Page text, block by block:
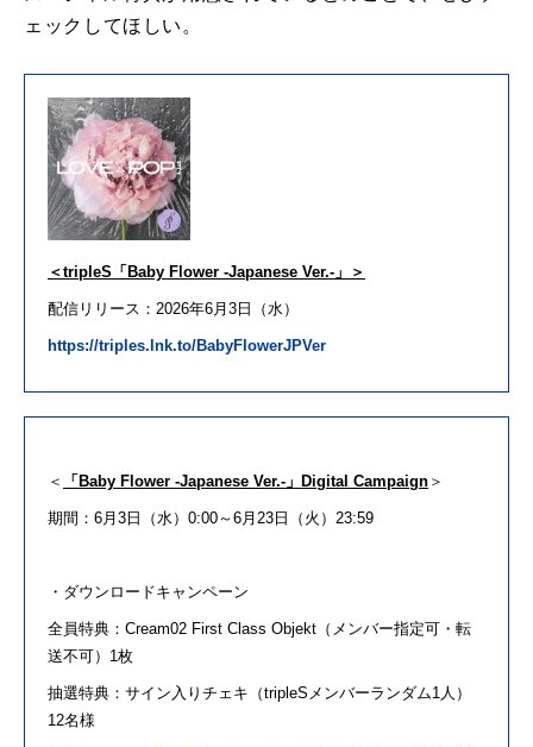
ェックしてほしい。
＜tripleS 「 Baby Flower -Japanese Ver.- 」＞
配信 リリース ： 2026年6月 3 日（水）
https://triples.lnk.to/BabyFlowerJPVer
＜ 「 Baby Flower -Japanese Ver.- 」 Digital Campaign ＞
期間： 6月 3 日（水） 0:00～6月 23 日（火） 23:59
・ダウンロードキャンペーン
全員特典： Cream02 First Class Objekt （メンバー指定可・転
送不可） 1枚
抽選特典：サイン入りチェキ（tripleS メンバーランダム1人 ）
12名様